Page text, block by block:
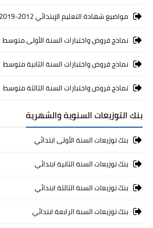
مواضيع شهادة التعليم الإبتدائي 2012-2019
نماذج فروض واختبارات السنة الأولى متوسط
نماذج فروض واختبارات السنة الثانية متوسط
نماذج فروض واختبارات السنة الثالثة متوسط
بنك التوزيعات السنوية والشهرية
بنك توزيعات السنة الأولى ابتدائي
بنك توزيعات السنة الثانية ابتدائي
بنك توزيعات السنة الثالثة ابتدائي
بنك توزيعات السنة الرابعة ابتدائي